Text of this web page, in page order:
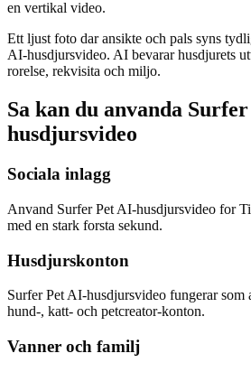
en vertikal video.
Ett ljust foto dar ansikte och pals syns
AI-husdjursvideo. AI bevarar husdjurets
rorelse, rekvisita och miljo.
Sa kan du anvanda
husdjursvideo
Sociala inlagg
Anvand Surfer Pet AI-husdjursvideo for
med en stark forsta sekund.
Husdjurskonton
Surfer Pet AI-husdjursvideo fungerar som
hund-, katt- och petcreator-konton.
Vanner och familj